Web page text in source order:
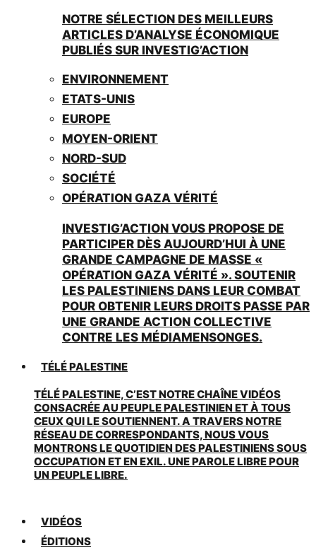
NOTRE SÉLECTION DES MEILLEURS
ARTICLES D’ANALYSE ÉCONOMIQUE
PUBLIÉS SUR INVESTIG’ACTION
ENVIRONNEMENT
ETATS-UNIS
EUROPE
MOYEN-ORIENT
NORD-SUD
SOCIÉTÉ
OPÉRATION GAZA VÉRITÉ
INVESTIG’ACTION VOUS PROPOSE DE
PARTICIPER DÈS AUJOURD’HUI À UNE
GRANDE CAMPAGNE DE MASSE «
OPÉRATION GAZA VÉRITÉ ». SOUTENIR
LES PALESTINIENS DANS LEUR COMBAT
POUR OBTENIR LEURS DROITS PASSE PAR
UNE GRANDE ACTION COLLECTIVE
CONTRE LES MÉDIAMENSONGES.
TÉLÉ PALESTINE
TÉLÉ PALESTINE, C’EST NOTRE CHAÎNE VIDÉOS
CONSACRÉE AU PEUPLE PALESTINIEN ET À TOUS
CEUX QUI LE SOUTIENNENT. A TRAVERS NOTRE
RÉSEAU DE CORRESPONDANTS, NOUS VOUS
MONTRONS LE QUOTIDIEN DES PALESTINIENS SOUS
OCCUPATION ET EN EXIL. UNE PAROLE LIBRE POUR
UN PEUPLE LIBRE.
VIDÉOS
ÉDITIONS